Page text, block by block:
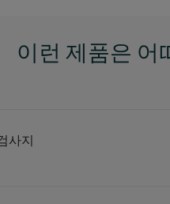
이런 제품은 어
사지